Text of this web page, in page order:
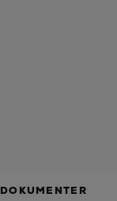
DOKUMENTER